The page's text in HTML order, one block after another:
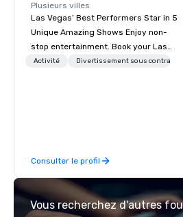
Plusieurs villes
Las Vegas’ Best Performers Star in 5
Unique Amazing Shows Enjoy non-
stop entertainment. Book your Las
Vegas show tickets.
Activité Divertissement sous contrat
Consulter le profil
Vous recherchez d'autres